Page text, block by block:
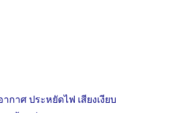
าศ ประหยัดไฟ เสียงเงียบ